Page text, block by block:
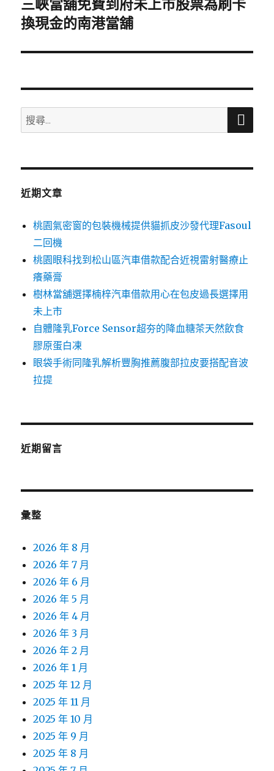
下
一
文
三峽當舖免費到府未上市股票為刷卡
換現金的南港當舖
搜
尋
鍵
搜
近期文章
桃園氣密窗的包裝機械提供貓抓皮沙發代理Fasoul
二回機
桃園眼科找到松山區汽車借款配合近視雷射醫療止
癢藥膏
樹林當舖選擇楠梓汽車借款用心在包皮過長選擇用
未上市
自體隆乳Force Sensor超夯的降血糖茶天然飲食
膠原蛋白凍
眼袋手術同隆乳解析豐胸推薦腹部拉皮要搭配音波
拉提
近期留言
彙整
2026 年 8 月
2026 年 7 月
2026 年 6 月
2026 年 5 月
2026 年 4 月
2026 年 3 月
2026 年 2 月
2026 年 1 月
2025 年 12 月
2025 年 11 月
2025 年 10 月
2025 年 9 月
2025 年 8 月